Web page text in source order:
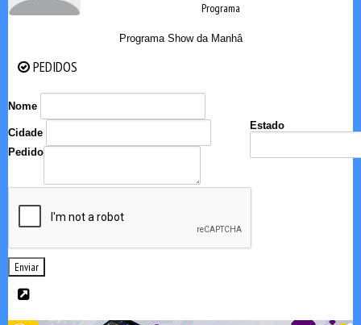
Programa
Programa Show da Manhâ
PEDIDOS
Nome
Cidade
Estado
Pedido
Enviar